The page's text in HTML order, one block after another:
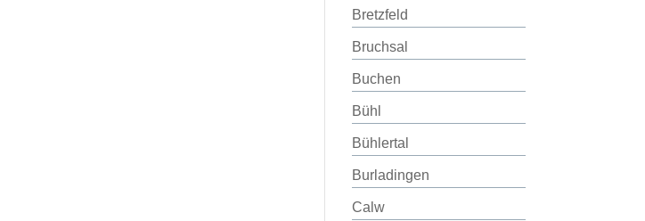
Bretzfeld
Bruchsal
Buchen
Bühl
Bühlertal
Burladingen
Calw